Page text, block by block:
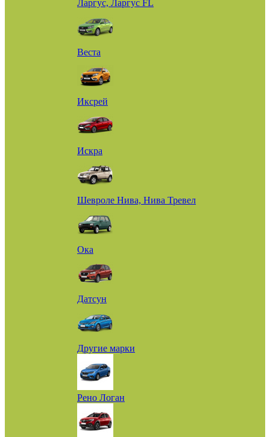
Ларгус, Ларгус FL
Веста
Иксрей
Искра
Шевроле Нива, Нива Тревел
Ока
Датсун
Другие марки
Рено Логан